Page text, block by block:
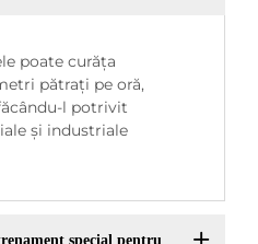
poate curăța
pătrați pe oră,
l potrivit
și industriale
special pentru